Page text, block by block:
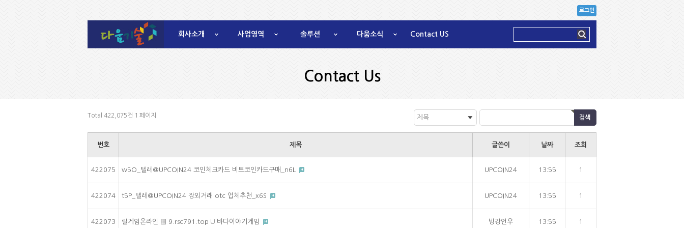
회사소개 사업영역 솔루션 다움소식 Contact US
로그인
Contact Us
Total 422,075건 1 페이지 제목
번호 제목 글쓴이 날짜 조회
422075 w5O_텔레@UPCOIN24 코인체크카드 비트코인카드구매_n6L UPCOIN24 13:55 1
422074 t5P_텔레@UPCOIN24 장외거래 otc 업체추천_x6S UPCOIN24 13:55 1
422073 릴게임온라인 ▒ 9.rsc791.top ∪ 바다이야기게임 빙강언우 13:55 1